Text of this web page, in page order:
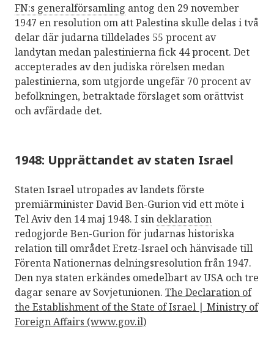
FN:s generalförsamling antog den 29 november
1947 en resolution om att Palestina skulle delas i två
delar där judarna tilldelades 55 procent av
landytan medan palestinierna fick 44 procent. Det
accepterades av den judiska rörelsen medan
palestinierna, som utgjorde ungefär 70 procent av
befolkningen, betraktade förslaget som orättvist
och avfärdade det.
1948: Upprättandet av staten Israel
Staten Israel utropades av landets förste
premiärminister David Ben-Gurion vid ett möte i
Tel Aviv den 14 maj 1948. I sin deklaration
redogjorde Ben-Gurion för judarnas historiska
relation till området Eretz-Israel och hänvisade till
Förenta Nationernas delningsresolution från 1947.
Den nya staten erkändes omedelbart av USA och tre
dagar senare av Sovjetunionen. The Declaration of
the Establishment of the State of Israel | Ministry of
Foreign Affairs (www.gov.il)